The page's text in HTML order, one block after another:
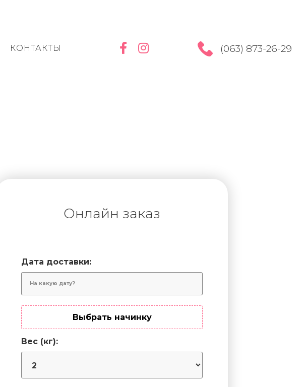
КОНТАКТЫ (063) 873-26-29
Онлайн заказ
Дата доставки:
Выбрать начинку
Вес (кг):